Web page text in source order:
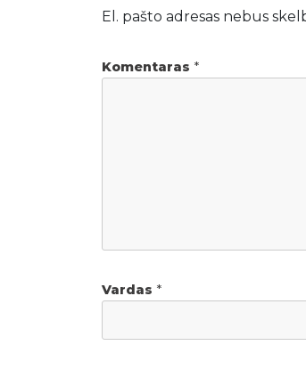
El. pašto adresas nebus
Komentaras *
Vardas *